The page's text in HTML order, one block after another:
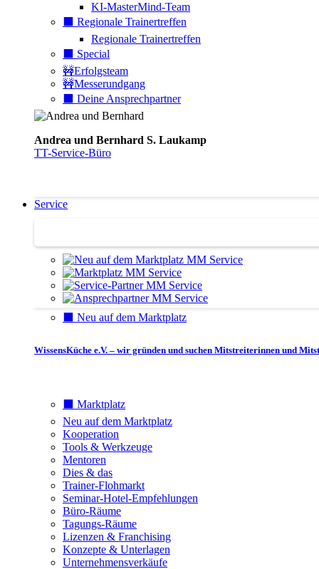
KI-MasterMind-Team
⬛️ Regionale Trainertreffen
Regionale Trainertreffen
⬛️ Special
🚧Erfolgsteam
🚧Messerundgang
⬛️ Deine Ansprechpartner
Andrea und Bernhard S. Laukamp
TT-Service-Büro
Service
⬛️ Neu auf dem Marktplatz
WissensKüche e.V. – wir gründen und suchen Mitstreiterinnen und
⬛️ Marktplatz
Neu auf dem Marktplatz
Kooperation
Tools & Werkzeuge
Mentoren
Dies & das
Trainer-Flohmarkt
Seminar-Hotel-Empfehlungen
Büro-Räume
Tagungs-Räume
Lizenzen & Franchising
Konzepte & Unterlagen
Unternehmensverkäufe